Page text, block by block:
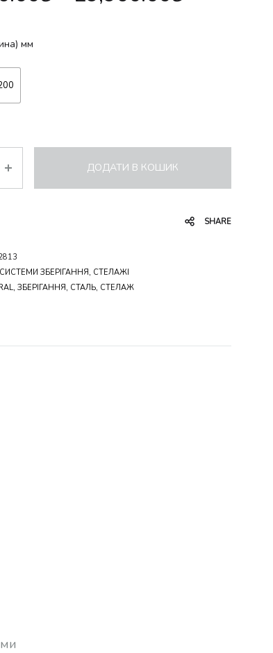
мм
ДОДАТИ В КОШИК
SHARE
СИСТЕМИ ЗБЕРІГАННЯ, СТЕЛАЖІ
, ЗБЕРІГАННЯ, СТАЛЬ, СТЕЛАЖ